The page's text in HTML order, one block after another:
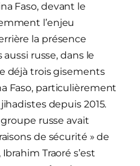
Faso, devant le
l’enjeu
la présence
russe, dans le
déjà trois gisements
Faso, particulièrement
depuis 2015.
groupe russe avait
de sécurité » de
Traoré s’est